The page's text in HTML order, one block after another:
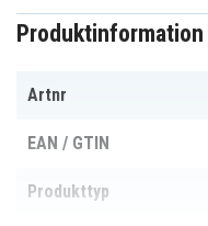
Produktinformation
Artnr
EAN / GTIN
Produkttyp